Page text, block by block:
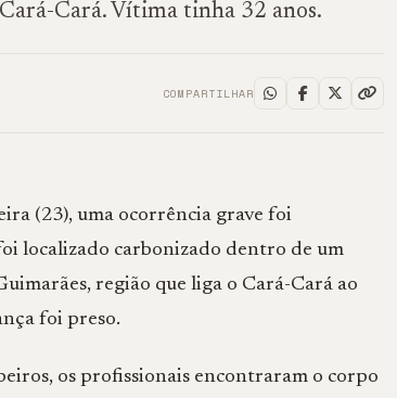
Cará. Vítima tinha 32 anos.
COMPARTILHAR
(23), uma ocorrência grave foi
localizado carbonizado dentro de um
região que liga o Cará-Cará ao
foi preso.
os profissionais encontraram o corpo